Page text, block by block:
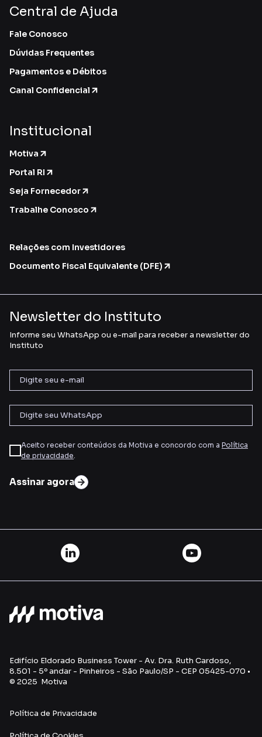
Central de Ajuda
Fale Conosco
Dúvidas Frequentes
Pagamentos e Débitos
Canal Confidencial
Institucional
Motiva
Portal RI
Seja Fornecedor
Trabalhe Conosco
Relações com Investidores
Documento Fiscal Equivalente (DFE)
Newsletter do Instituto
Informe seu WhatsApp ou e-mail para receber a newsletter do
Instituto
Aceito receber conteúdos da Motiva e concordo com a Política
de privacidade
Assinar agora
Edifício Eldorado Business Tower - Av. Dra. Ruth Cardoso,
8.501 - 5º andar - Pinheiros - São Paulo/SP - CEP 05425-070 •
© 2025 Motiva
Política de Privacidade